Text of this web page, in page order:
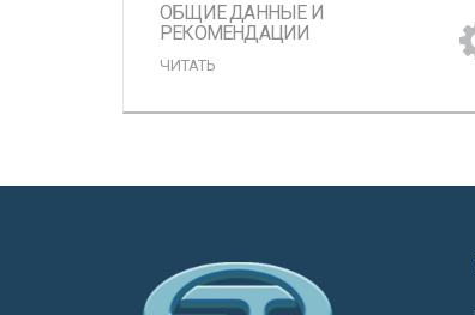
ОБЩИЕ ДАННЫЕ И
РЕКОМЕНДАЦИИ
ЧИТАТЬ